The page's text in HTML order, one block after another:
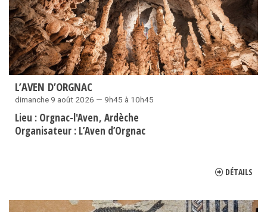
L’AVEN D’ORGNAC
dimanche 9 août 2026 — 9h45 à 10h45
Lieu : Orgnac-l'Aven Ardèche
Organisateur : L’Aven d’Orgnac
DÉTAILS